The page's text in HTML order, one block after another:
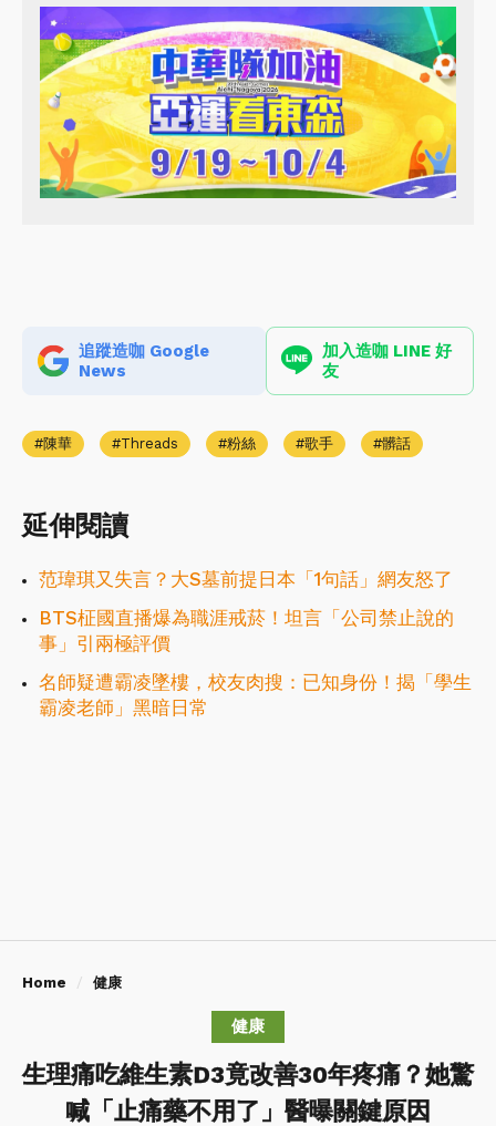
追蹤造咖 Google
News
加入造咖 LINE 好
友
陳華 Threads 粉絲 歌手 髒話
延伸閱讀
范瑋琪又失言？大S墓前提日本「1句話」網友怒了
BTS柾國直播爆為職涯戒菸！坦言「公司禁止說的
事」引兩極評價
名師疑遭霸凌墜樓，校友肉搜：已知身份！揭「學生
霸凌老師」黑暗日常
Home 健康
健康
生理痛吃維生素D3竟改善30年疼痛？她驚
喊「止痛藥不用了」醫曝關鍵原因